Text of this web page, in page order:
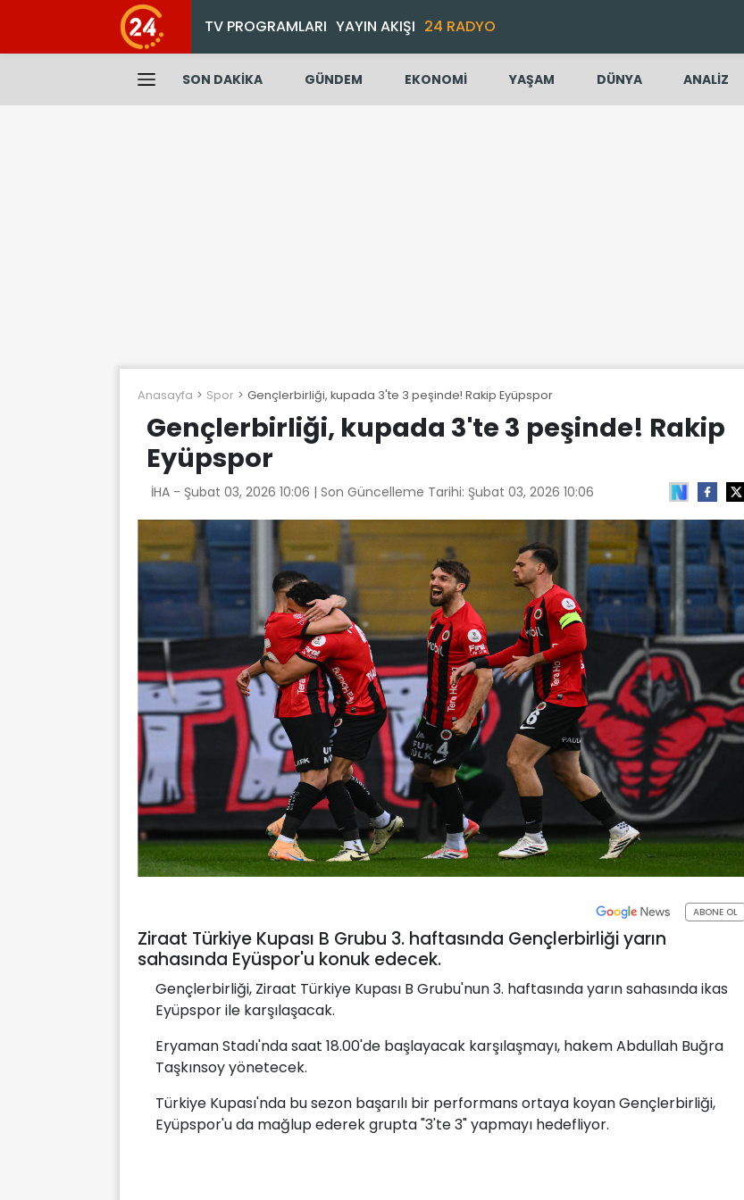
TV PROGRAMLARI YAYIN AKIŞI 24 RADYO
SON DAKİKA GÜNDEM EKONOMİ YAŞAM DÜNYA ANALİZ
Anasayfa Spor Gençlerbirliği, kupada 3'te 3 peşinde! Rakip Eyüpspor
Gençlerbirliği, kupada 3'te 3 peşinde! Rakip
Eyüpspor
İHA - Şubat 03, 2026 10:06 | Son Güncelleme Tarihi: Şubat 03, 2026 10:06
ABONE OL
Ziraat Türkiye Kupası B Grubu 3. haftasında Gençlerbirliği yarın
sahasında Eyüspor'u konuk edecek.
Gençlerbirliği, Ziraat Türkiye Kupası B Grubu'nun 3. haftasında yarın sahasında ikas
Eyüpspor ile karşılaşacak.
Eryaman Stadı'nda saat 18.00'de başlayacak karşılaşmayı, hakem Abdullah Buğra
Taşkınsoy yönetecek.
Türkiye Kupası'nda bu sezon başarılı bir performans ortaya koyan Gençlerbirliği,
Eyüpspor'u da mağlup ederek grupta "3'te 3" yapmayı hedefliyor.